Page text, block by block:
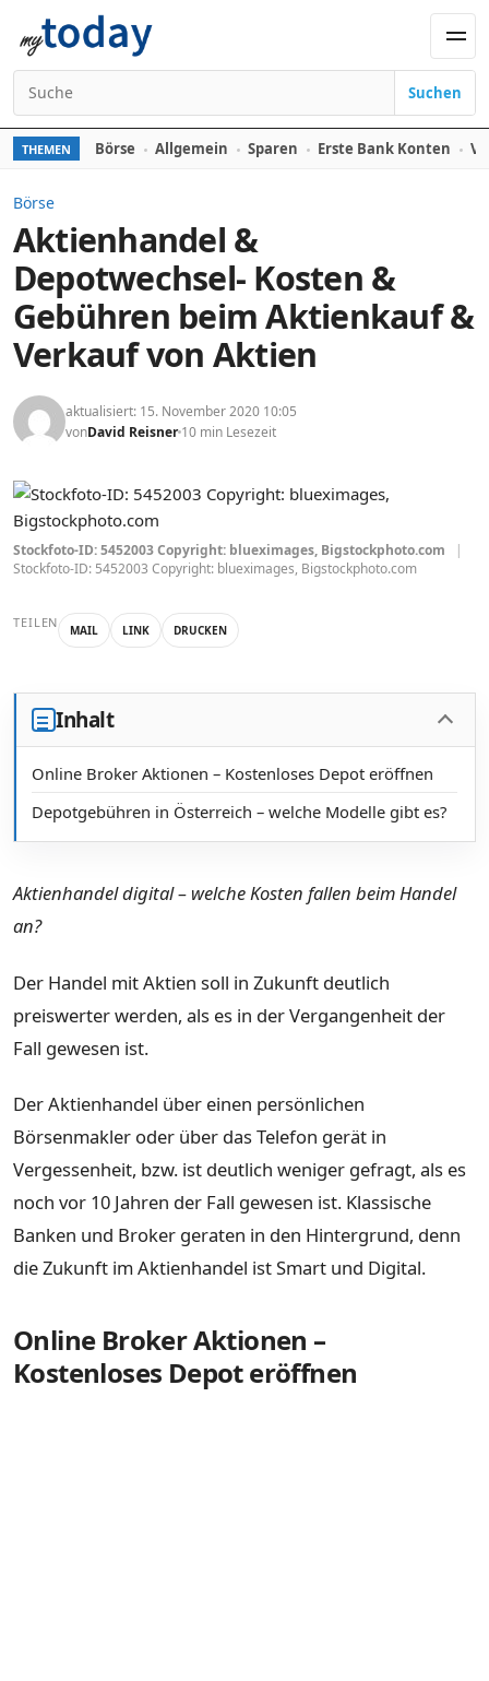
Zum Inhalt springen
Suchen nach:
Suchen
THEMEN Börse Allgemein Sparen Erste Bank Konten
Börse
Aktienhandel &
Depotwechsel- Kosten &
Gebühren beim Aktienkauf &
Verkauf von Aktien
aktualisiert: 15. November 2020 10:05
vonDavid Reisner 10 min Lesezeit
Stockfoto-ID: 5452003 Copyright: blueximages, Bigstockphoto.com
|
Stockfoto-ID: 5452003 Copyright: blueximages, Bigstockphoto.com
TEILEN MAIL LINK DRUCKEN
Inhalt
Online Broker Aktionen – Kostenloses Depot eröffnen
Depotgebühren in Österreich – welche Modelle gibt es?
Aktienhandel digital – welche Kosten fallen beim Handel
an?
Der Handel mit Aktien soll in Zukunft deutlich
preiswerter werden, als es in der Vergangenheit der
Fall gewesen ist.
Der Aktienhandel über einen persönlichen
Börsenmakler oder über das Telefon gerät in
Vergessenheit, bzw. ist deutlich weniger gefragt, als es
noch vor 10 Jahren der Fall gewesen ist. Klassische
Banken und Broker geraten in den Hintergrund, denn
die Zukunft im Aktienhandel ist Smart und Digital.
Online Broker Aktionen –
Kostenloses Depot eröffnen